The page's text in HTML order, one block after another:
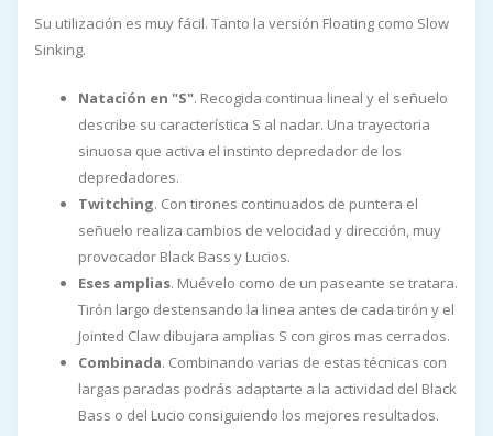
Su utilización es muy fácil. Tanto la versión Floating como Slow
Sinking.
Natación en "S". Recogida continua lineal y el señuelo
describe su característica S al nadar. Una trayectoria
sinuosa que activa el instinto depredador de los
depredadores.
Twitching. Con tirones continuados de puntera el
señuelo realiza cambios de velocidad y dirección, muy
provocador Black Bass y Lucios.
Eses amplias. Muévelo como de un paseante se tratara.
Tirón largo destensando la linea antes de cada tirón y el
Jointed Claw dibujara amplias S con giros mas cerrados.
Combinada. Combinando varias de estas técnicas con
largas paradas podrás adaptarte a la actividad del Black
Bass o del Lucio consiguiendo los mejores resultados.